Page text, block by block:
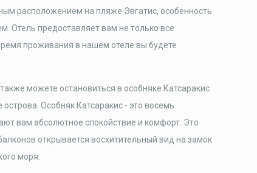
расположением на пляже Эвгатис, особенность
Отель предоставляет вам не только все
проживания в нашем отеле вы будете
можете остановиться в особняке Катсаракис
Особняк Катсаракис - это восемь
вам абсолютное спокойствие и комфорт. Это
открывается восхитительный вид на замок
моря.